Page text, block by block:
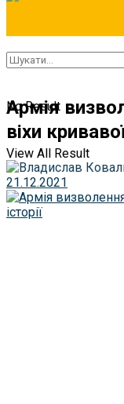
No Result
View All Result
Армія
віхи
21.12.2021